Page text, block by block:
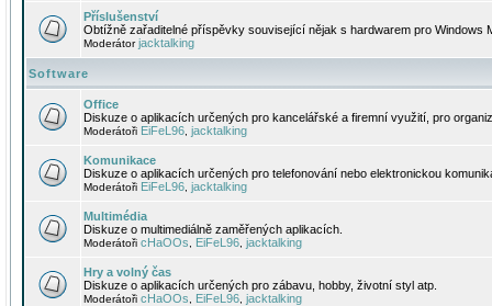
Příslušenství
Obtížně zařaditelné příspěvky související nějak s hardwarem pro Windows
Moderátorjacktalking
Software
Office
Diskuze o aplikacích určených pro kancelářské a firemní využití, pro
Moderátoři EiFeL96 jacktalking
Komunikace
Diskuze o aplikacích určených pro telefonování nebo elektronickou
Moderátoři EiFeL96 jacktalking
Multimédia
Diskuze o multimediálně zaměřených aplikacích.
Moderátoři cHaOOs EiFeL96 jacktalking
Hry a volný čas
Diskuze o aplikacích určených pro zábavu, hobby, životní styl atp.
Moderátoři cHaOOs EiFeL96 jacktalking